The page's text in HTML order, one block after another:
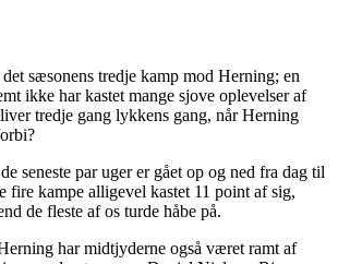
sæsonens tredje kamp mod Herning; en
ikke har kastet mange sjove oplevelser af
tredje gang lykkens gang, når Herning
seneste par uger er gået op og ned fra dag til
fire kampe alligevel kastet 11 point af sig,
de fleste af os turde håbe på.
har midtjyderne også været ramt af